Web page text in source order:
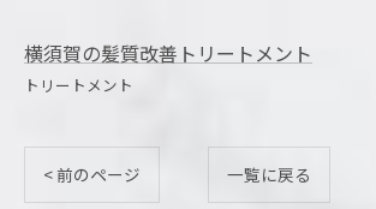
横須賀の髪質改善トリートメント
トリートメント
< 前のページ 一覧に戻る